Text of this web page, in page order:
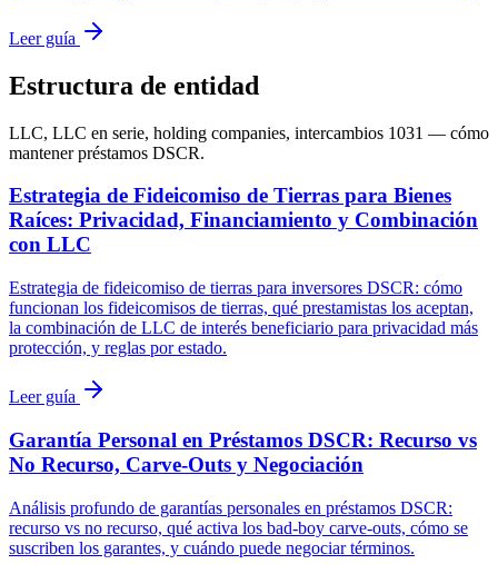
Leer guía
Estructura de entidad
LLC, LLC en serie, holding companies, intercambios 1031 — cómo
mantener préstamos DSCR.
Estrategia de Fideicomiso de Tierras para Bienes
Raíces: Privacidad, Financiamiento y Combinación
con LLC
Estrategia de fideicomiso de tierras para inversores DSCR: cómo
funcionan los fideicomisos de tierras, qué prestamistas los aceptan,
la combinación de LLC de interés beneficiario para privacidad más
protección, y reglas por estado.
Leer guía
Garantía Personal en Préstamos DSCR: Recurso vs
No Recurso, Carve-Outs y Negociación
Análisis profundo de garantías personales en préstamos DSCR:
recurso vs no recurso, qué activa los bad-boy carve-outs, cómo se
suscriben los garantes, y cuándo puede negociar términos.